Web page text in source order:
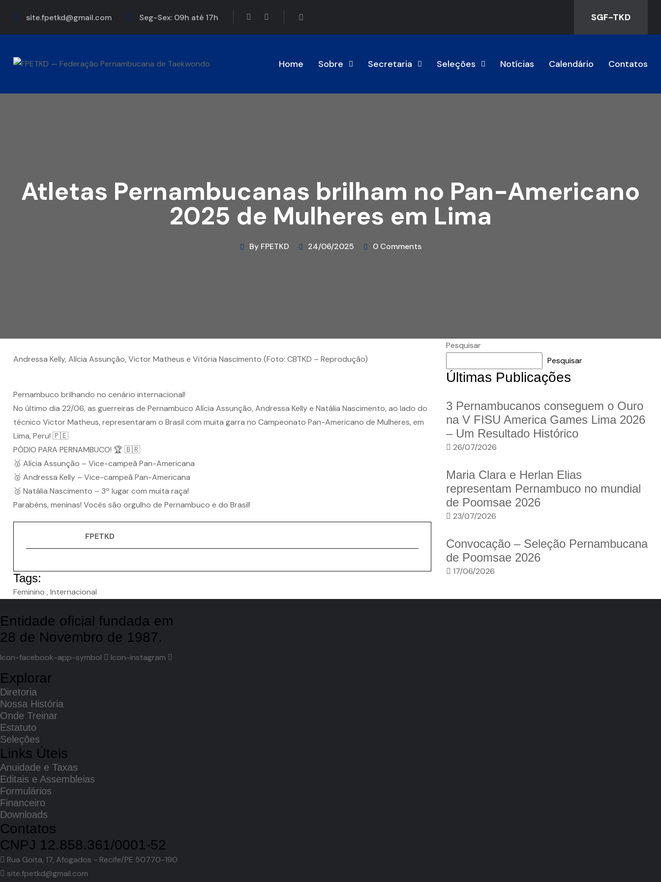
site.fpetkd@gmail.com Seg-Sex: 09h até 17h SGF-TKD
Home Sobre Secretaria Seleções Notícias Calendário Contatos
Atletas Pernambucanas brilham no Pan-Americano
2025 de Mulheres em Lima
By FPETKD 24/06/2025 0 Comments
Andressa Kelly, Alícia Assunção, Victor Matheus e Vitória Nascimento (Foto: CBTKD – Reprodução)
Pernambuco brilhando no cenário internacional!
No último dia 22/06, as guerreiras de Pernambuco Alícia Assunção, Andressa Kelly e Natália Nascimento, ao lado do
técnico Victor Matheus, representaram o Brasil com muita garra no Campeonato Pan-Americano de Mulheres, em
Lima, Peru! 🇵🇪
PÓDIO PARA PERNAMBUCO! 🏆 🇧🇷
🥈 Alícia Assunção – Vice-campeã Pan-Americana
🥈 Andressa Kelly – Vice-campeã Pan-Americana
🥉 Natália Nascimento – 3º lugar com muita raça!
Parabéns, meninas! Vocês são orgulho de Pernambuco e do Brasil!
FPETKD
Tags:
Feminino , Internacional
Pesquisar
Pesquisar
Últimas Publicações
3 Pernambucanos conseguem o Ouro
na V FISU America Games Lima 2026
– Um Resultado Histórico
26/07/2026
Maria Clara e Herlan Elias
representam Pernambuco no mundial
de Poomsae 2026
23/07/2026
Convocação – Seleção Pernambucana
de Poomsae 2026
17/06/2026
Entidade oficial fundada em
28 de Novembro de 1987.
Icon-facebook-app-symbol Icon-instagram
Explorar
Diretoria
Nossa História
Onde Treinar
Estatuto
Seleções
Links Úteis
Anuidade e Taxas
Editais e Assembleias
Formulários
Financeiro
Downloads
Contatos
CNPJ 12.858.361/0001-52
Rua Goita, 17, Afogados - Recife/PE 50770-190
site.fpetkd@gmail.com